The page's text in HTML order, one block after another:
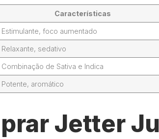
Características
Estimulante, foco aumentado
Relaxante, sedativo
Combinação de Sativa e Indica
Potente, aromático
Jetter